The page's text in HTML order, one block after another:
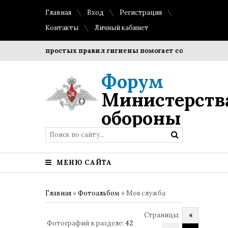
Главная Вход
Регистрация
Контакты
Личный кабинет
простых правил гигиены помогает сохранить
Форум
обороны
МЕНЮ САЙТА
Главная »Фотоальбом » Моя служба
Фотографий в разделе: 42
Страницы:
«